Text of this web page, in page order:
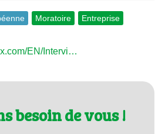
Moratoire Entreprise
EN/Intervi…
besoin de vous !